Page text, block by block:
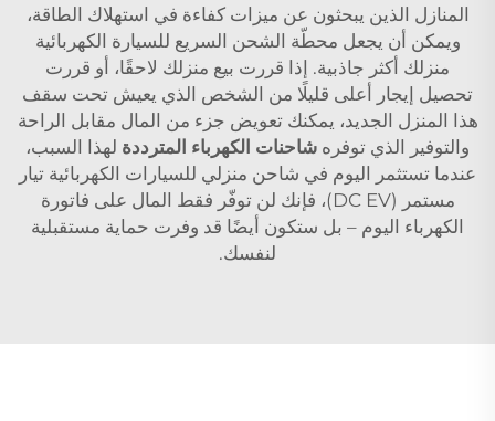
المنازل الذين يبحثون عن ميزات كفاءة في استهلاك الطاقة،
ويمكن أن يجعل محطّة الشحن السريع للسيارة الكهربائية
منزلك أكثر جاذبية. إذا قررت بيع منزلك لاحقًا، أو قررت
تحصيل إيجار أعلى قليلًا من الشخص الذي يعيش تحت سقف
هذا المنزل الجديد، يمكنك تعويض جزء من المال مقابل الراحة
والتوفير الذي توفره شاحنات الكهرباء المترددة لهذا السبب،
عندما تستثمر اليوم في شاحن منزلي للسيارات الكهربائية تيار
مستمر (DC EV)، فإنك لن توفّر فقط المال على فاتورة
الكهرباء اليوم – بل ستكون أيضًا قد وفرت حماية مستقبلية
لنفسك.